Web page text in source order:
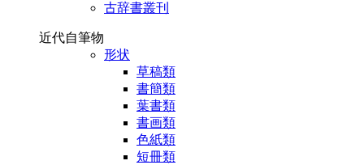
古辞書叢刊
近代自筆物
形状
草稿類
書簡類
葉書類
書画類
色紙類
短冊類